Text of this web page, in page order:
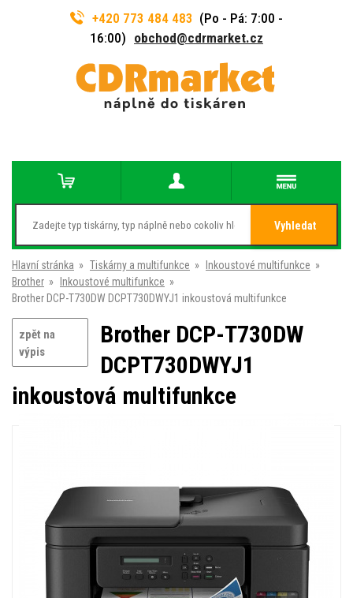
+420 773 484 483 (Po - Pá: 7:00 -
16:00) obchod@cdrmarket.cz
Vyhledat
Hlavní stránka » Tiskárny a multifunkce » Inkoustové multifunkce »
Brother » Inkoustové multifunkce »
Brother DCP-T730DW DCPT730DWYJ1 inkoustová multifunkce
zpět na
výpis
Brother DCP-T730DW
DCPT730DWYJ1
inkoustová multifunkce